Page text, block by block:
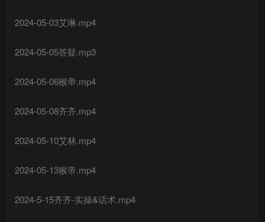
2024-05-03艾琳.mp4
2024-05-05答疑.mp3
2024-05-06猴帝.mp4
2024-05-08齐齐.mp4
2024-05-10艾林.mp4
2024-05-13猴帝.mp4
2024-5-15齐齐-实操&话术.mp4